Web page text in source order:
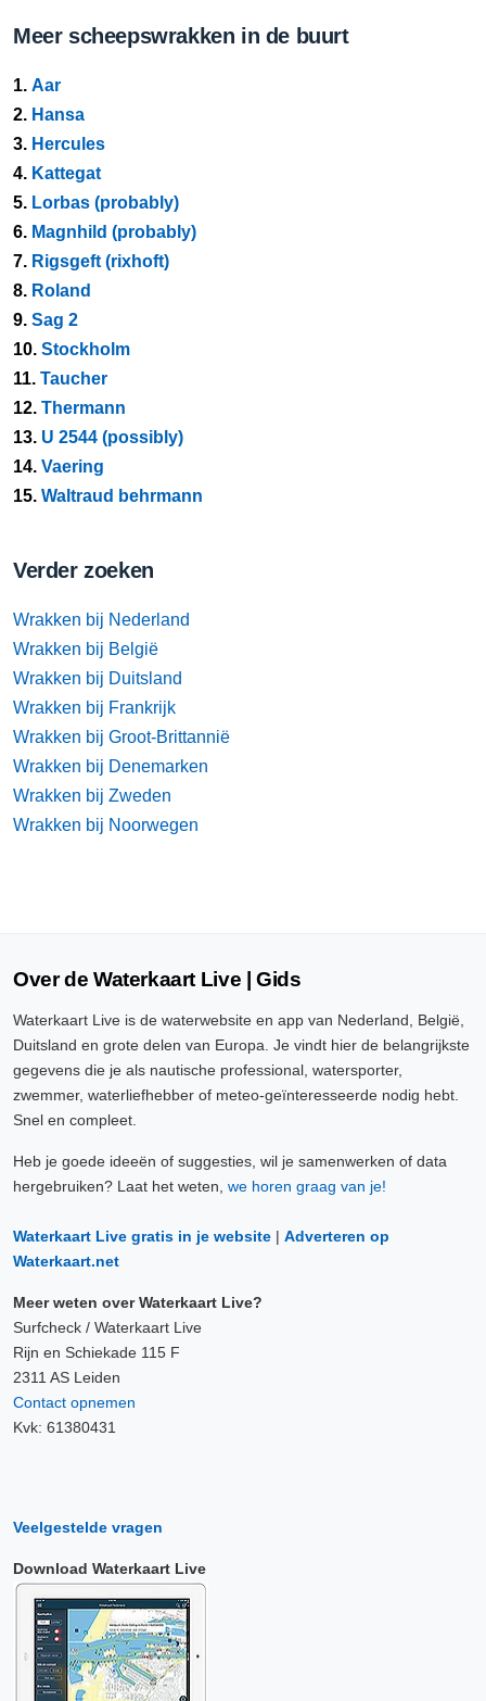
Meer scheepswrakken in de buurt
1. Aar
2. Hansa
3. Hercules
4. Kattegat
5. Lorbas (probably)
6. Magnhild (probably)
7. Rigsgeft (rixhoft)
8. Roland
9. Sag 2
10. Stockholm
11. Taucher
12. Thermann
13. U 2544 (possibly)
14. Vaering
15. Waltraud behrmann
Verder zoeken
Wrakken bij Nederland
Wrakken bij België
Wrakken bij Duitsland
Wrakken bij Frankrijk
Wrakken bij Groot-Brittannië
Wrakken bij Denemarken
Wrakken bij Zweden
Wrakken bij Noorwegen
Over de Waterkaart Live | Gids
Waterkaart Live is de waterwebsite en app van Nederland, België,
Duitsland en grote delen van Europa. Je vindt hier de belangrijkste
gegevens die je als nautische professional, watersporter,
zwemmer, waterliefhebber of meteo-geïnteresseerde nodig hebt.
Snel en compleet.
Heb je goede ideeën of suggesties, wil je samenwerken of data
hergebruiken? Laat het weten, we horen graag van je!
Waterkaart Live gratis in je website | Adverteren op
Waterkaart.net
Meer weten over Waterkaart Live?
Surfcheck / Waterkaart Live
Rijn en Schiekade 115 F
2311 AS Leiden
Contact opnemen
Kvk: 61380431
Veelgestelde vragen
Download Waterkaart Live